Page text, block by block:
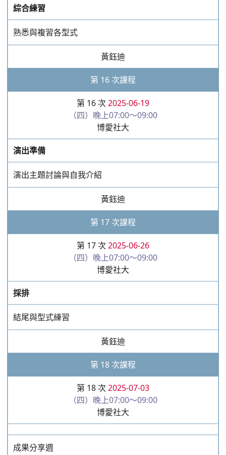
第 17 次課程
第 17 次
（四）晚上07:00～09:00
博愛社大
黃鈺迪
第 18 次課程
第 18 次
（四）晚上07:00～09:00
博愛社大
地址:嘉義市博愛路二段241號 電話:05-232-5982
傳真:05-232-5961 電子信
箱:05boai2325982@gmail.com
服務時間：週一至週五09:00-11:30、13:00-19:00
週六09:00-11:30